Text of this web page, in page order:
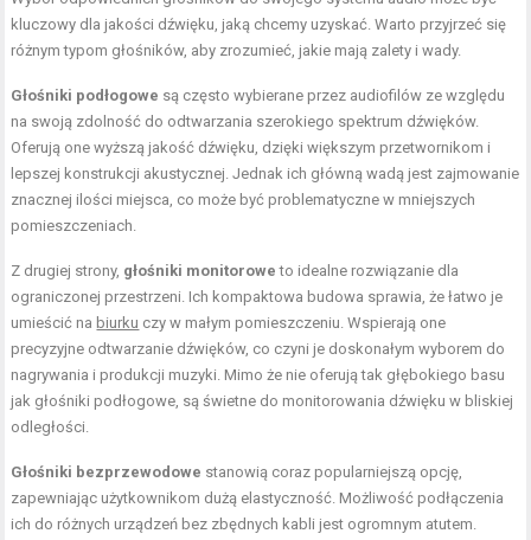
kluczowy dla jakości dźwięku, jaką chcemy uzyskać. Warto przyjrzeć się
różnym typom głośników, aby zrozumieć, jakie mają zalety i wady.
Głośniki podłogowe są często wybierane przez audiofilów ze względu
na swoją zdolność do odtwarzania szerokiego spektrum dźwięków.
Oferują one wyższą jakość dźwięku, dzięki większym przetwornikom i
lepszej konstrukcji akustycznej. Jednak ich główną wadą jest zajmowanie
znacznej ilości miejsca, co może być problematyczne w mniejszych
pomieszczeniach.
Z drugiej strony, głośniki monitorowe to idealne rozwiązanie dla
ograniczonej przestrzeni. Ich kompaktowa budowa sprawia, że łatwo je
umieścić na biurku czy w małym pomieszczeniu. Wspierają one
precyzyjne odtwarzanie dźwięków, co czyni je doskonałym wyborem do
nagrywania i produkcji muzyki. Mimo że nie oferują tak głębokiego basu
jak głośniki podłogowe, są świetne do monitorowania dźwięku w bliskiej
odległości.
Głośniki bezprzewodowe stanowią coraz popularniejszą opcję,
zapewniając użytkownikom dużą elastyczność. Możliwość podłączenia
ich do różnych urządzeń bez zbędnych kabli jest ogromnym atutem.